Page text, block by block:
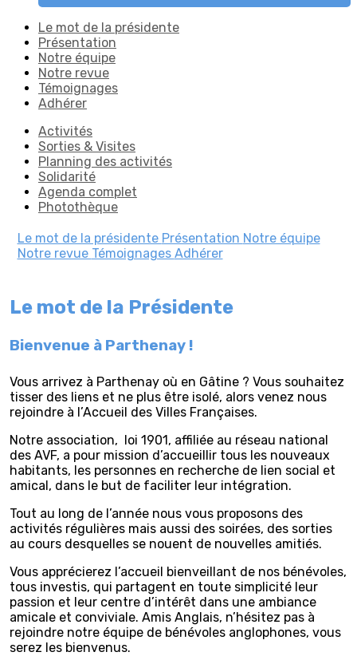
Le mot de la présidente
Présentation
Notre équipe
Notre revue
Témoignages
Adhérer
Activités
Sorties & Visites
Planning des activités
Solidarité
Agenda complet
Photothèque
Le mot de la présidente Présentation Notre équipe
Notre revue Témoignages Adhérer
Le mot de la Présidente
Bienvenue à Parthenay !
Vous arrivez à Parthenay où en Gâtine ? Vous souhaitez
tisser des liens et ne plus être isolé, alors venez nous
rejoindre à l’Accueil des Villes Françaises.
Notre association, loi 1901, affiliée au réseau national
des AVF, a pour mission d’accueillir tous les nouveaux
habitants, les personnes en recherche de lien social et
amical, dans le but de faciliter leur intégration.
Tout au long de l’année nous vous proposons des
activités régulières mais aussi des soirées, des sorties
au cours desquelles se nouent de nouvelles amitiés.
Vous apprécierez l’accueil bienveillant de nos bénévoles,
tous investis, qui partagent en toute simplicité leur
passion et leur centre d’intérêt dans une ambiance
amicale et conviviale. Amis Anglais, n’hésitez pas à
rejoindre notre équipe de bénévoles anglophones, vous
serez les bienvenus.